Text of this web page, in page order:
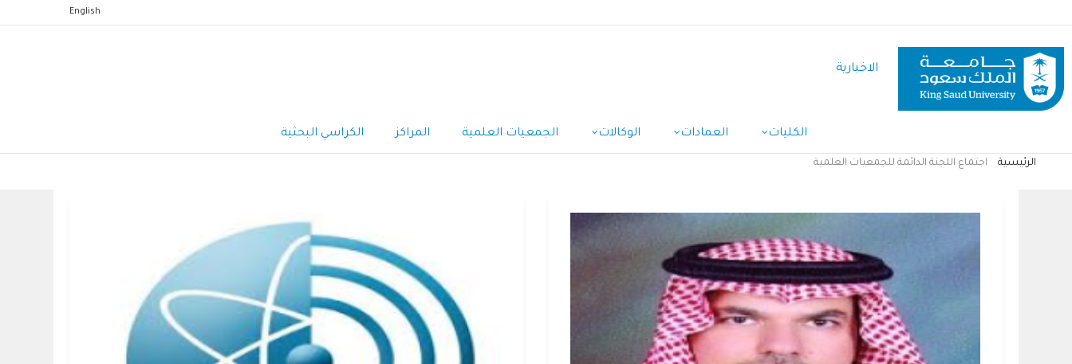
المحتوى
الرئيسي
English
الاخبارية
الكليات العمادات الوكالات الجمعيات العلمية المراكز الكراسي البحثية
الرئيسية اجتماع اللجنة الدائمة للجمعيات العلمية